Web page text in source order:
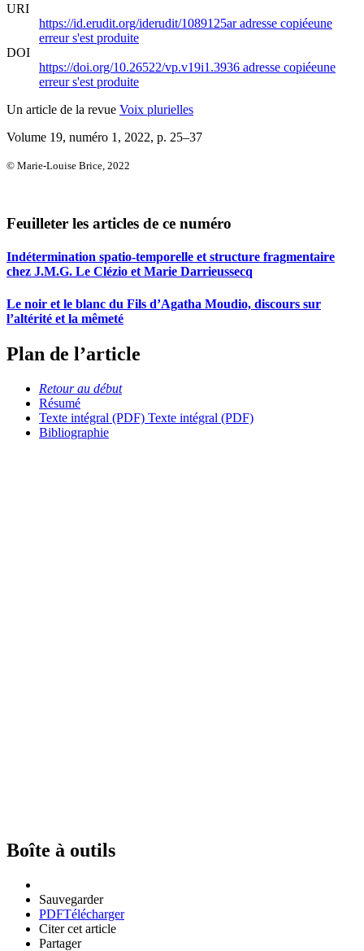
URI
https://id.erudit.org/iderudit/1089125aradresse copiéeune
erreur s'est produite
DOI
https://doi.org/10.26522/vp.v19i1.3936 adresse copiéeune
erreur s'est produite
Un article de la revue Voix plurielles
Volume 19, numéro 1, 2022, p. 25–37
© Marie-Louise Brice, 2022
Feuilleter les articles de ce numéro
Indétermination spatio-temporelle et structure fragmentaire
chez J.M.G. Le Clézio et Marie Darrieussecq
Le noir et le blanc du Fils d’Agatha Moudio, discours sur
l’altérité et la mêmeté
Plan de l’article
Retour au début
Résumé
Texte intégral (PDF) Texte intégral (PDF)
Bibliographie
Boîte à outils
Sauvegarder
PDFTélécharger
Citer cet article
Partager